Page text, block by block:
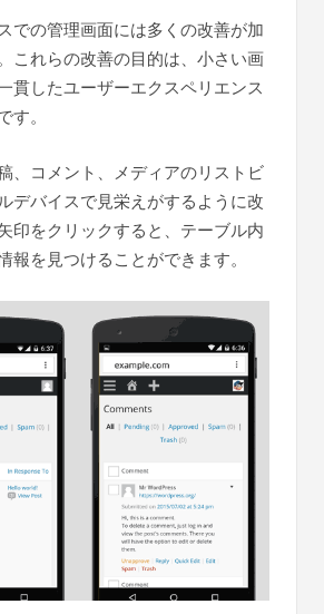
での管理画面には多くの改善が加
これらの改善の目的は、小さい画
貫したユーザーエクスペリエンス
す。
、コメント、メディアのリストビ
デバイスで見栄えがするように改
印をクリックすると、テーブル内
報を見つけることができます。